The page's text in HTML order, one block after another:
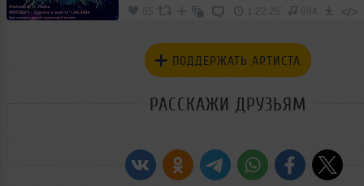
65 1:22:26 894 </>
ПОДДЕРЖАТЬ АРТИСТА
РАССКАЖИ ДРУЗЬЯМ